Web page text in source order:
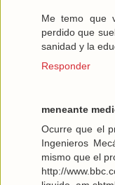
Me temo que
perdido que
sanidad y la
Responder
meneante
Ocurre que el
Ingenieros
mismo que el
http://